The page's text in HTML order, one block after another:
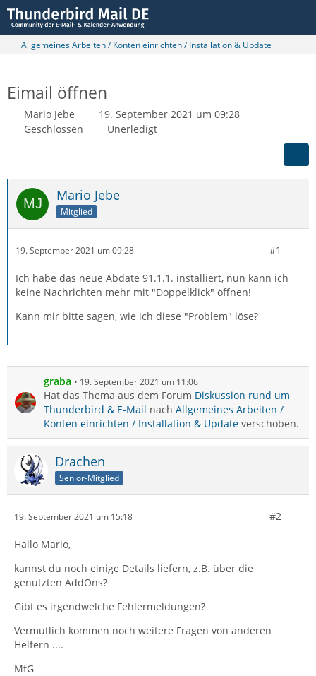
Allgemeines Arbeiten / Konten einrichten / Installation & Update
Eimail öffnen
Mario Jebe
19. September 2021 um 09:28
Geschlossen
Unerledigt
Mario Jebe
Mitglied
19. September 2021 um 09:28 #1
Ich habe das neue Abdate 91.1.1. installiert, nun kann ich
keine Nachrichten mehr mit "Doppelklick" öffnen!
Kann mir bitte sagen, wie ich diese "Problem" löse?
graba 19. September 2021 um 11:06
Hat das Thema aus dem Forum Diskussion rund um
Thunderbird & E-Mail nach Allgemeines Arbeiten /
Konten einrichten / Installation & Update verschoben.
Drachen
Senior-Mitglied
19. September 2021 um 15:18 #2
Hallo Mario,
kannst du noch einige Details liefern, z.B. über die
genutzten AddOns?
Gibt es irgendwelche Fehlermeldungen?
Vermutlich kommen noch weitere Fragen von anderen
Helfern ....
MfG